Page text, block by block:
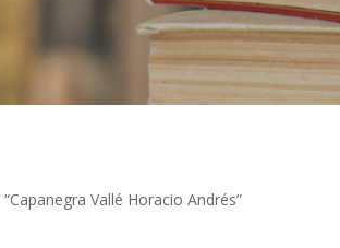
Vallé Horacio Andrés”